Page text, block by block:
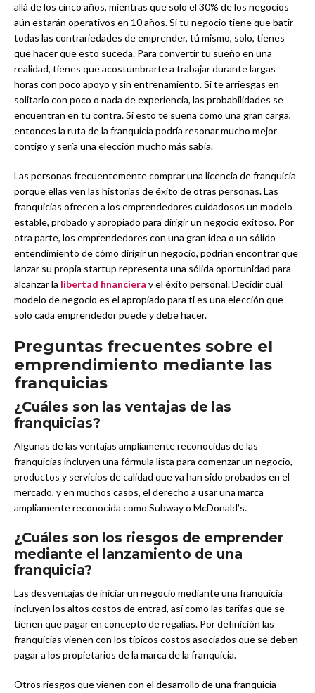
allá de los cinco años, mientras que solo el 30% de los negocios
aún estarán operativos en 10 años. Si tu negocio tiene que batir
todas las contrariedades de emprender, tú mismo, solo, tienes
que hacer que esto suceda. Para convertir tu sueño en una
realidad, tienes que acostumbrarte a trabajar durante largas
horas con poco apoyo y sin entrenamiento. Si te arriesgas en
solitario con poco o nada de experiencia, las probabilidades se
encuentran en tu contra. Si esto te suena como una gran carga,
entonces la ruta de la franquicia podría resonar mucho mejor
contigo y sería una elección mucho más sabia.
Las personas frecuentemente comprar una licencia de franquicia
porque ellas ven las historias de éxito de otras personas. Las
franquicias ofrecen a los emprendedores cuidadosos un modelo
estable, probado y apropiado para dirigir un negocio exitoso. Por
otra parte, los emprendedores con una gran idea o un sólido
entendimiento de cómo dirigir un negocio, podrían encontrar que
lanzar su propia startup representa una sólida oportunidad para
alcanzar la libertad financiera y el éxito personal. Decidir cuál
modelo de negocio es el apropiado para ti es una elección que
solo cada emprendedor puede y debe hacer.
Preguntas frecuentes sobre el
emprendimiento mediante las
franquicias
¿Cuáles son las ventajas de las
franquicias?
Algunas de las ventajas ampliamente reconocidas de las
franquicias incluyen una fórmula lista para comenzar un negocio,
productos y servicios de calidad que ya han sido probados en el
mercado, y en muchos casos, el derecho a usar una marca
ampliamente reconocida como Subway o McDonald’s.
¿Cuáles son los riesgos de emprender
mediante el lanzamiento de una
franquicia?
Las desventajas de iniciar un negocio mediante una franquicia
incluyen los altos costos de entrad, así como las tarifas que se
tienen que pagar en concepto de regalías. Por definición las
franquicias vienen con los típicos costos asociados que se deben
pagar a los propietarios de la marca de la franquicia.
Otros riesgos que vienen con el desarrollo de una franquicia